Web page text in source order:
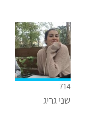
714
שני גריג